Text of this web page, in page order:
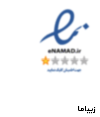
زیباما